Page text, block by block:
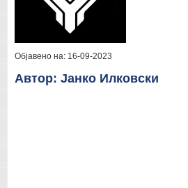
Објавено на: 16-09-2023
Автор: Јанко Илковски